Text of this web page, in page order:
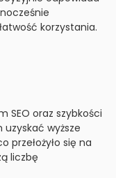
korzystania.
SEO oraz szybkości
wyższe
przełożyło się na
liczbę